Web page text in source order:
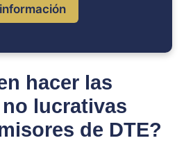
hacer las
lucrativas
de DTE?